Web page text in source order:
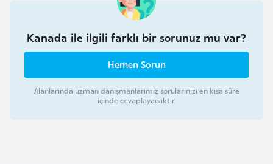
Kanada ile ilgili farklı bir sorunuz mu var?
Hemen Sorun
Alanlarında uzman danışmanlarımız sorularınızı en kısa süre
içinde cevaplayacaktır.
o